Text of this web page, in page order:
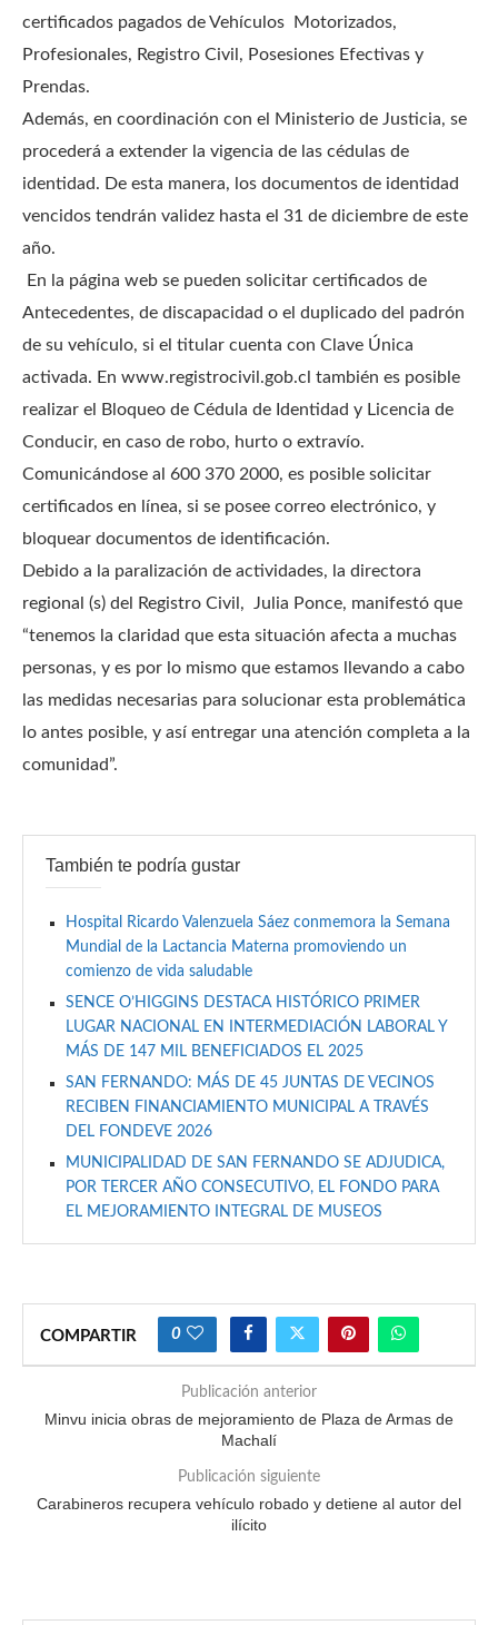
certificados pagados de Vehículos Motorizados,
Profesionales, Registro Civil, Posesiones Efectivas y
Prendas.
Además, en coordinación con el Ministerio de Justicia, se
procederá a extender la vigencia de las cédulas de
identidad. De esta manera, los documentos de identidad
vencidos tendrán validez hasta el 31 de diciembre de este
año.
En la página web se pueden solicitar certificados de
Antecedentes, de discapacidad o el duplicado del padrón
de su vehículo, si el titular cuenta con Clave Única
activada. En www.registrocivil.gob.cl también es posible
realizar el Bloqueo de Cédula de Identidad y Licencia de
Conducir, en caso de robo, hurto o extravío.
Comunicándose al 600 370 2000, es posible solicitar
certificados en línea, si se posee correo electrónico, y
bloquear documentos de identificación.
Debido a la paralización de actividades, la directora
regional (s) del Registro Civil, Julia Ponce, manifestó que
“tenemos la claridad que esta situación afecta a muchas
personas, y es por lo mismo que estamos llevando a cabo
las medidas necesarias para solucionar esta problemática
lo antes posible, y así entregar una atención completa a la
comunidad”.
También te podría gustar
Hospital Ricardo Valenzuela Sáez conmemora la Semana
Mundial de la Lactancia Materna promoviendo un
comienzo de vida saludable
SENCE O’HIGGINS DESTACA HISTÓRICO PRIMER
LUGAR NACIONAL EN INTERMEDIACIÓN LABORAL Y
MÁS DE 147 MIL BENEFICIADOS EL 2025
SAN FERNANDO: MÁS DE 45 JUNTAS DE VECINOS
RECIBEN FINANCIAMIENTO MUNICIPAL A TRAVÉS
DEL FONDEVE 2026
MUNICIPALIDAD DE SAN FERNANDO SE ADJUDICA,
POR TERCER AÑO CONSECUTIVO, EL FONDO PARA
EL MEJORAMIENTO INTEGRAL DE MUSEOS
COMPARTIR 0
Publicación anterior
Minvu inicia obras de mejoramiento de Plaza de Armas de
Machalí
Publicación siguiente
Carabineros recupera vehículo robado y detiene al autor del
ilícito